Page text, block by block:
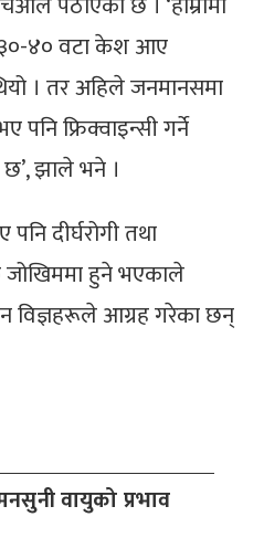
३०-४० वटा केश आए
। तर अहिले जनमानसमा
फ्रिक्वाइन्सी गर्ने
झाले भने ।
दीर्घरोगी तथा
जोखिममा हुने भएकाले
विज्ञहरूले आग्रह गरेका छन्
वायुको प्रभाव